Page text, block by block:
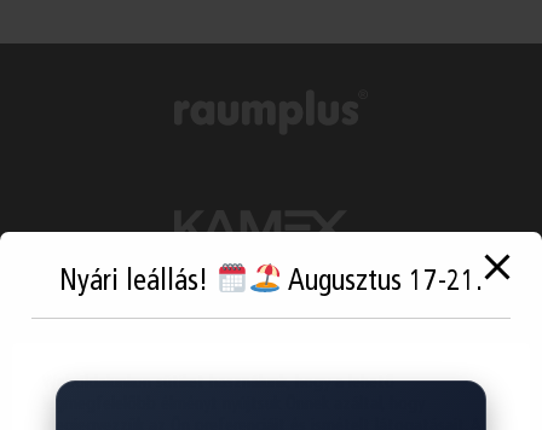
Weboldalunkon sütiket használunk, hogy a lehető
legmegfelelőbb élményt nyújtsuk Önnek azáltal, hogy
Nyári leállás! Augusztus 17-21.